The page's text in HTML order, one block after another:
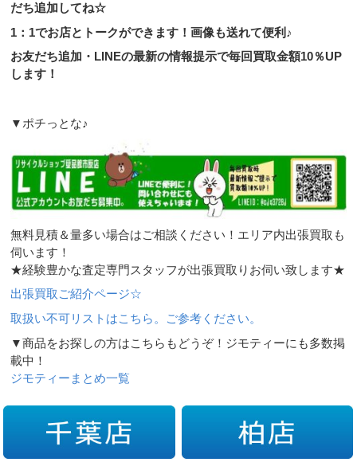
だち追加してね☆
1：1でお店とトークができます！画像も送れて便利♪
お友だち追加・LINEの最新の情報提示で毎回買取金額10％UP
します！
▼ポチっとな♪
無料見積＆量多い場合はご相談ください！エリア内出張買取も
伺います！
★経験豊かな査定専門スタッフが出張買取りお伺い致します★
出張買取ご紹介ページ☆
取扱い不可リストはこちら。ご参考ください。
▼商品をお探しの方はこちらもどうぞ！ジモティーにも多数掲
載中！
ジモティーまとめ一覧